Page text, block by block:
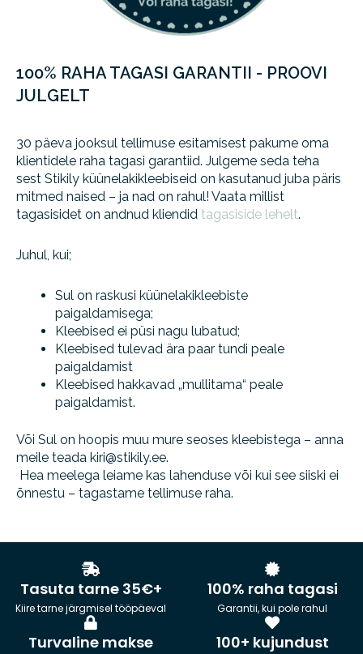
100% RAHA TAGASI GARANTII - PROOVI
JULGELT
30 päeva jooksul tellimuse esitamisest pakume oma
klientidele raha tagasi garantiid. Julgeme seda teha
sest Stikily küünelakikleebiseid on kasutanud juba päris
mitmed naised – ja nad on rahul! Vaata millist
tagasisidet on andnud kliendid tagasiside lehelt.
Juhul, kui;
Sul on raskusi küünelakikleebiste
paigaldamisega;
Kleebised ei püsi nagu lubatud;
Kleebised tulevad ära paar tundi peale
paigaldamist
Kleebised hakkavad „mullitama“ peale
paigaldamist.
Või Sul on hoopis muu mure seoses kleebistega – anna
meile teada kiri@stikily.ee.
Hea meelega leiame kas lahenduse või kui see siiski ei
õnnestu – tagastame tellimuse raha.
Tasuta tarne 35€+
Kiire tarne järgmisel tööpäeval
100% raha tagasi
Garantii, kui pole rahul
Turvaline makse 100+ kujundust